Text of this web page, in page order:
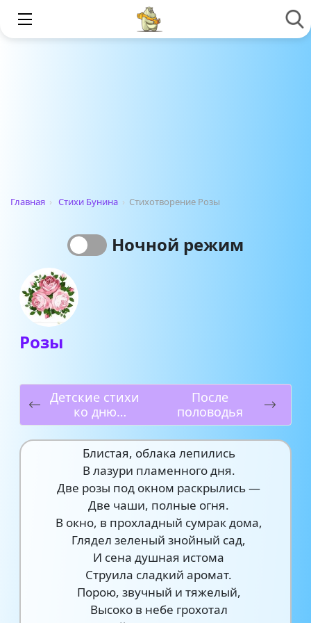
Главная › Стихи Бунина › Стихотворение Розы
Ночной режим
Розы
Детские стихи
ко дню
Святого
Валентина
После
половодья
Блистая, облака лепились
В лазури пламенного дня.
Две розы под окном раскрылись —
Две чаши, полные огня.
В окно, в прохладный сумрак дома,
Глядел зеленый знойный сад,
И сена душная истома
Струила сладкий аромат.
Порою, звучный и тяжелый,
Высоко в небе грохотал